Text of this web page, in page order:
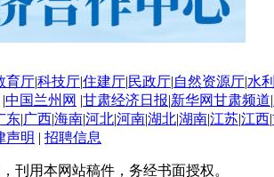
育厅|科技厅|住建厅|民政厅|自然资源厅|水
|中国兰州网 |甘肃经济日报|新华网甘肃频道|
东|广西|海南|河北|河南|湖北|湖南|江苏|江西|
声明 | 招聘信息
刊用本网站稿件，务经书面授权。